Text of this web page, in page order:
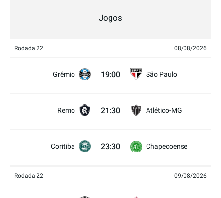
Jogos
Rodada 22 08/08/2026
Grêmio 19:00 São Paulo
Remo 21:30 Atlético-MG
Coritiba 23:30 Chapecoense
Rodada 22 09/08/2026